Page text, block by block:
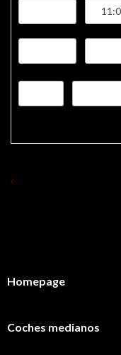
Homepage
Coches medianos